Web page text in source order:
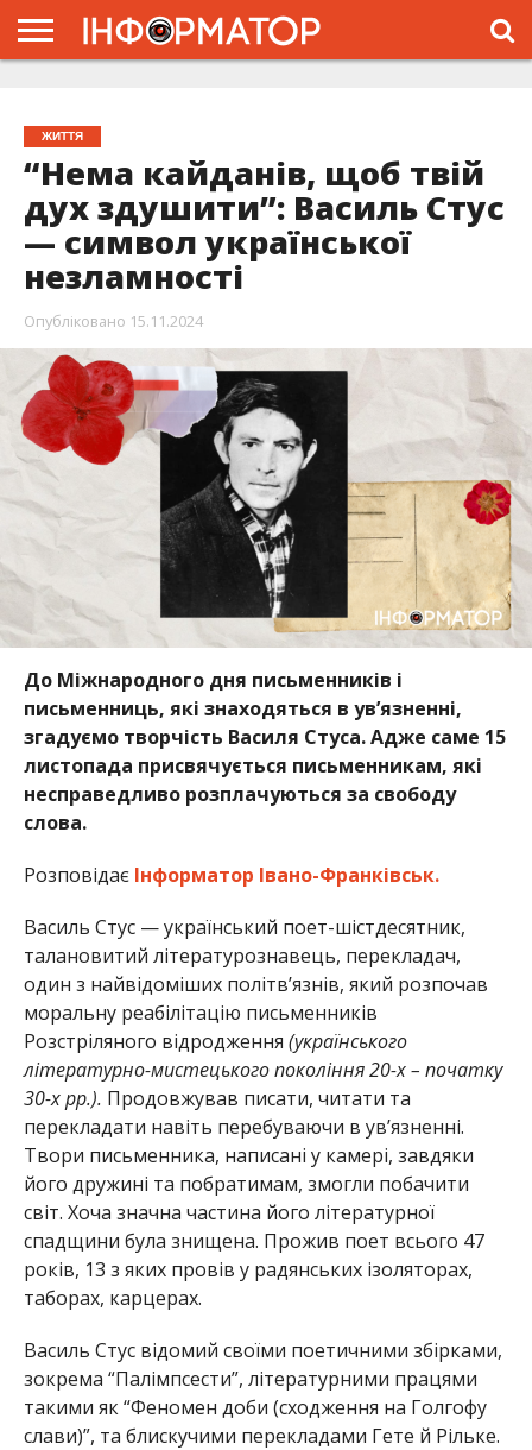
ЖИТТЯ
“Нема кайданів, щоб твій
дух здушити”: Василь Стус
— символ української
незламності
Опубліковано 15.11.2024
До Міжнародного дня письменників і
письменниць, які знаходяться в ув’язненні,
згадуємо творчість Василя Стуса. Адже саме 15
листопада присвячується письменникам, які
несправедливо розплачуються за свободу
слова.
Розповідає Інформатор Івано-Франківськ.
Василь Стус —український поет-шістдесятник,
талановитий літературознавець, перекладач,
один з найвідоміших політв’язнів, який розпочав
моральну реабілітацію письменників
Розстріляного відродження (українського
літературно-мистецького покоління 20-х – початку
30-х рр.). Продовжував писати, читати та
перекладати навіть перебуваючи в ув’язненні.
Твори письменника, написані у камері, завдяки
його дружині та побратимам, змогли побачити
світ. Хоча значна частина його літературної
спадщини була знищена. Прожив поет всього 47
років, 13 з яких провів у радянських ізоляторах,
таборах, карцерах.
Василь Стус відомий своїми поетичними збірками,
зокрема “Палімпсести”, літературними працями
такими як “Феномен доби (сходження на Голгофу
слави)”, та блискучими перекладами Гете й Рільке.